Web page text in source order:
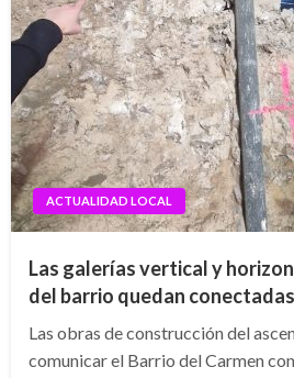
ACTUALIDAD LOCAL
Las galerías vertical y
del barrio quedan conectadas
Las obras de construcción del
comunicar el Barrio del Carmen